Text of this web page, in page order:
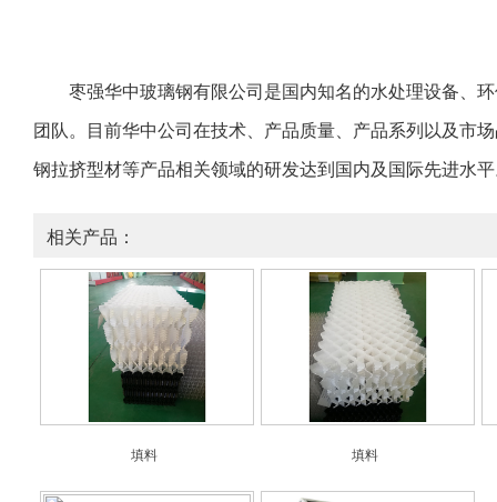
枣强华中玻璃钢有限公司是国内知名的水处理设备、
团队。目前华中公司在技术、产品质量、产品系列以及市
钢拉挤型材等产品相关领域的研发达到国内及国际先进水
相关产品：
填料 填料